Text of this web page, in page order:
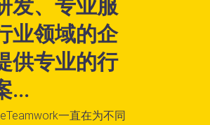
发、专业服
业领域的企
供专业的行
...
一直在为不同